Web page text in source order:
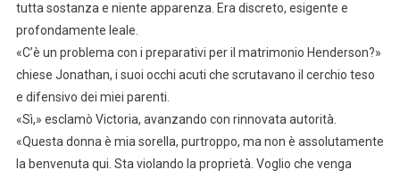
tutta sostanza e niente apparenza. Era discreto, esigente e
profondamente leale.
«C’è un problema con i preparativi per il matrimonio Henderson?»
chiese Jonathan, i suoi occhi acuti che scrutavano il cerchio teso
e difensivo dei miei parenti.
«Sì,» esclamò Victoria, avanzando con rinnovata autorità.
«Questa donna è mia sorella, purtroppo, ma non è assolutamente
la benvenuta qui. Sta violando la proprietà. Voglio che venga